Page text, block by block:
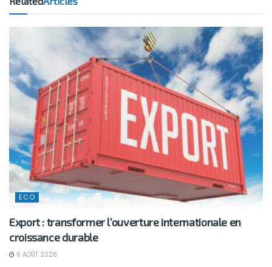
ECO
Export : transformer l’ouverture internationale en
croissance durable
6 AOÛT 2026